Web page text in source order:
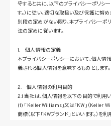
守すると共に、以下のプライバシーポリシ
す。）に従い、適切な取扱い及び保護に努
別段の定めがない限り、本プライバシー
法の定めに従います。
1. 個人情報の定義
本プライバシーポリシーにおいて、個人情
義される個人情報を意味するものとします。
2. 個人情報の利用目的
2.1 当社は、個人情報を以下の目的で利用い
(1) 「Keller Williams」又は「KW」（Keller
商標（以下「KWブランド」といいます。）